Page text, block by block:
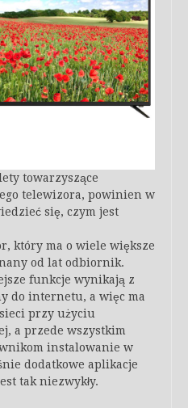
towarzyszące
telewizora, powinien w
się, czym jest
który ma o wiele większe
od lat odbiornik.
funkcje wynikają z
do internetu, a więc ma
przy użyciu
a przede wszystkim
instalowanie w
dodatkowe aplikacje
tak niezwykły.